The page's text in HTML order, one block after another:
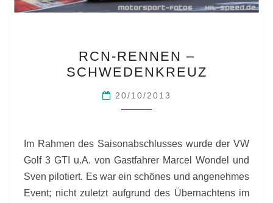
RENNEN
–
SCHWEDENKREUZ
RCN-RENNEN –
SCHWEDENKREUZ
20/10/2013
Im Rahmen des Saisonabschlusses wurde der VW
Golf 3 GTI u.A. von Gastfahrer Marcel Wondel und
Sven pilotiert. Es war ein schönes und angenehmes
Event; nicht zuletzt aufgrund des Übernachtens im